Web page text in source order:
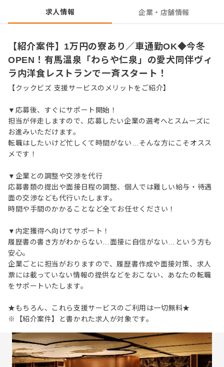
展開する業界大手！転勤の有無が選べ、寮費月1万円など破
格の手当＆手厚いサポートで、安定性と自分らしいキャリ
アを両立できます。
求人情報 企業・店舗情報
【紹介案件】1万円の寮あり／車通勤OK◆今冬
OPEN！有馬温泉「わらや仁泉」の愛犬同伴ヴィ
ラ内洋食レストランで一斉スタート！
【クックビズ 支援サービスのメリットをご紹介】
▼応募後、すぐにサポート開始！
担当が伴走しますので、応募したい企業の選考へとスムーズに
お進みいただけます。
転職はしたいけど忙しくて時間がない…そんな方にこそオスス
メです！
▼企業との調整や交渉を代行
応募書類の提出や面接日程の調整、個人では難しい給与・待遇
面の交渉なども代行いたします。
時間や手間のかかることなど全てお任せください！
▼内定獲得へ向けてサポート！
履歴書の書き方がわからない…面接に自信がない…という方も
安心。
企業ごとに担当がおりますので、履歴書作成や面接対策、求人
票には載っていない情報の提供などをおこない、あなたの転職
をサポートいたします。
★もちろん、これら支援サービスのご利用は一切無料★
※【紹介案件】と書かれた求人が対象です。